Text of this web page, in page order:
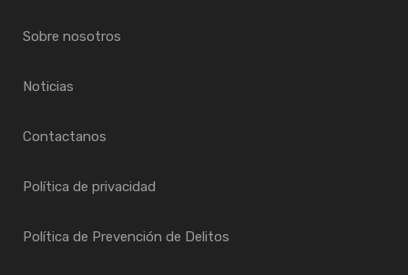
Sobre nosotros
Noticias
Contactanos
Política de privacidad
Política de Prevención de Delitos